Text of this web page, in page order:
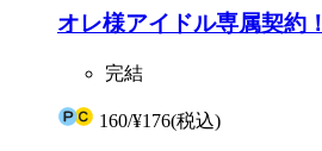
オレ様アイドル専属契約
完結
160/¥176(税込)